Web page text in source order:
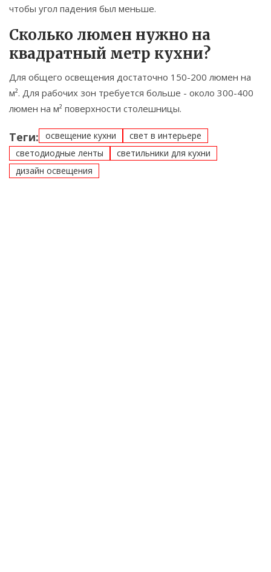
чтобы угол падения был меньше.
Сколько люмен нужно на
квадратный метр кухни?
Для общего освещения достаточно 150-200 люмен на
м². Для рабочих зон требуется больше - около 300-400
люмен на м² поверхности столешницы.
Теги: освещение кухни
свет в интерьере
светодиодные ленты
светильники для кухни
дизайн освещения